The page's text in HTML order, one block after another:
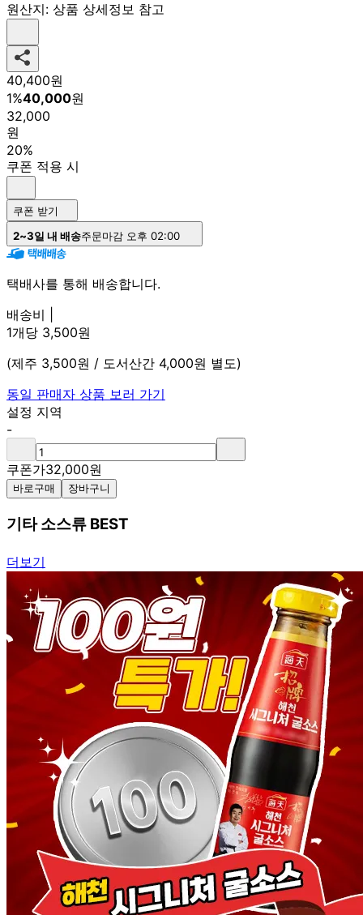
원산지: 상품 상세정보 참고
40,400원
1%40,000원
32,000
원
20%
쿠폰 적용 시
쿠폰 받기
2~3일 내 배송주문마감 오후 02:00
택배사를 통해 배송합니다.
배송비 |
1개당 3,500원
(제주 3,500원 / 도서산간 4,000원 별도)
동일 판매자 상품 보러 가기
설정 지역
-
쿠폰가32,000원
바로구매 장바구니
기타 소스류 BEST
더보기